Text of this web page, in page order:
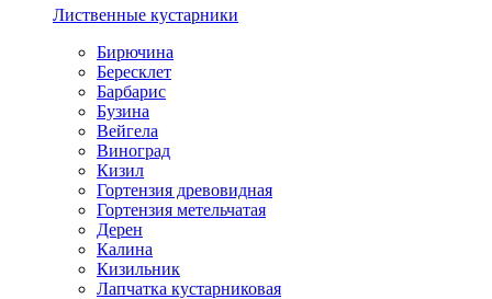
Лиственные кустарники
Бирючина
Бересклет
Барбарис
Бузина
Вейгела
Виноград
Кизил
Гортензия древовидная
Гортензия метельчатая
Дерен
Калина
Кизильник
Лапчатка кустарниковая